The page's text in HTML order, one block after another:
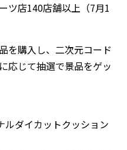
ツ店140店舗以上（7月1
を購入し、二次元コード
応じて抽選で景品をゲッ
ルダイカットクッション